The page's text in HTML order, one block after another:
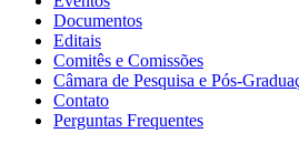
Documentos
Editais
Comitês e Comissões
Câmara de Pesquisa e Pós-
Contato
Perguntas Frequentes